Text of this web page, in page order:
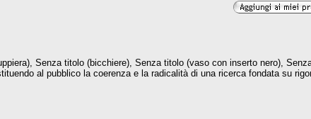
Senza titolo (bicchiere), Senza titolo (vaso con inserto nero),
al pubblico la coerenza e la radicalità di una ricerca fondata su